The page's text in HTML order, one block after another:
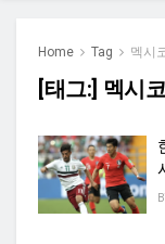
Home Tag 멕시
[태그:] 멕시